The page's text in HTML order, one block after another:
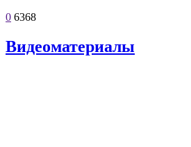
0 6368
Видеоматериалы